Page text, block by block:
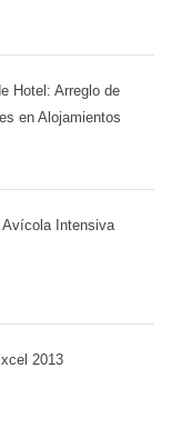
Hotel: Arreglo de
en Alojamientos
Intensiva
2013